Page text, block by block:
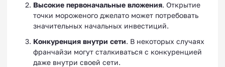
Высокие первоначальные вложения. Открытие
точки мороженого джелато может потребовать
значительных начальных инвестиций.
Конкуренция внутри сети. В некоторых случаях
франчайзи могут сталкиваться с конкуренцией
даже внутри своей сети.